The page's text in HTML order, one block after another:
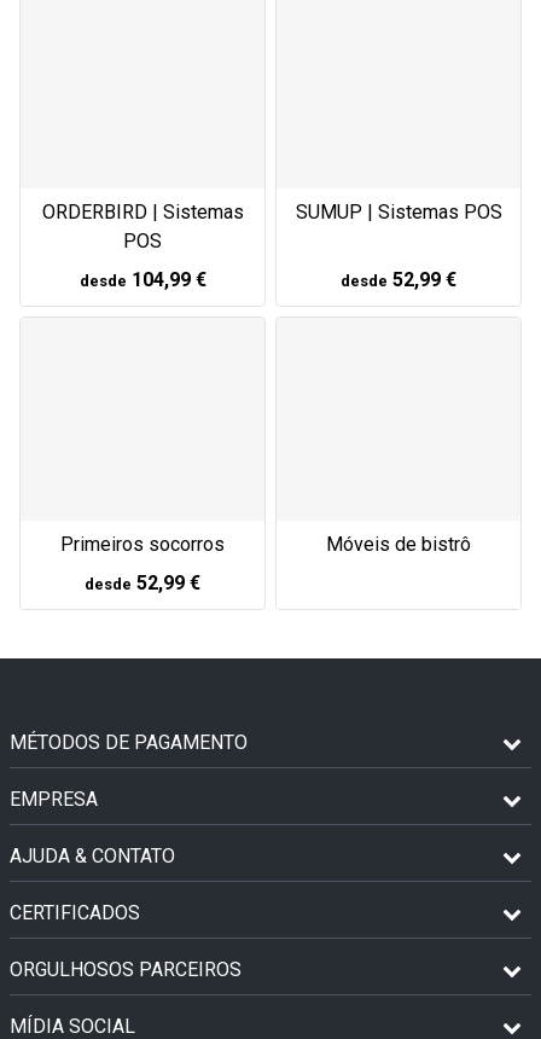
ORDERBIRD | Sistemas
POS
desde 104,99 €
SUMUP | Sistemas POS
desde 52,99 €
Primeiros socorros
desde 52,99 €
Móveis de bistrô
MÉTODOS DE PAGAMENTO
EMPRESA
AJUDA & CONTATO
CERTIFICADOS
ORGULHOSOS PARCEIROS
MÍDIA SOCIAL